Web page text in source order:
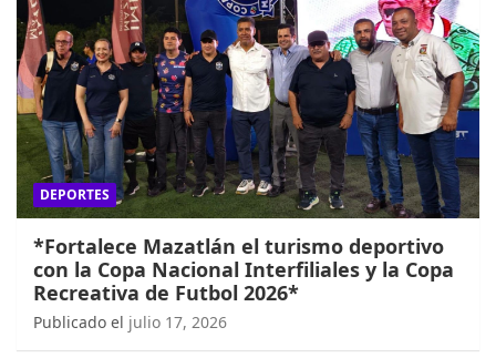
DEPORTES
*Fortalece Mazatlán el turismo deportivo
con la Copa Nacional Interfiliales y la Copa
Recreativa de Futbol 2026*
Publicado el julio 17, 2026